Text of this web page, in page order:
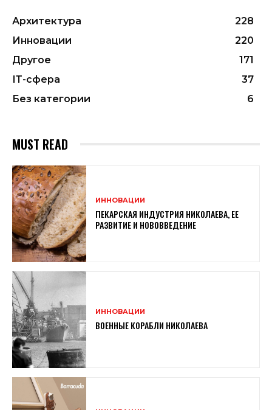
Архитектура
228
Инновации
220
Другое
171
ІТ-сфера
37
Без категории
6
MUST READ
ИННОВАЦИИ
ПЕКАРСКАЯ ИНДУСТРИЯ НИКОЛАЕВА, ЕЕ
РАЗВИТИЕ И НОВОВВЕДЕНИЕ
ИННОВАЦИИ
ВОЕННЫЕ КОРАБЛИ НИКОЛАЕВА